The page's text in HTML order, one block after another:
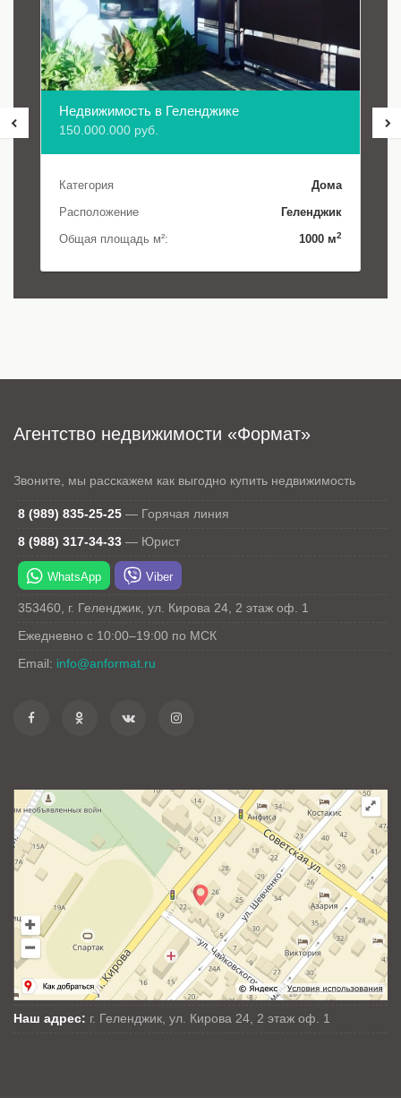
Недвижимость в Геленджике
150.000.000 руб.
Категория
Дома
Расположение
Геленджик
Общая площадь м²:
1000 м2
Агентство недвижимости «Формат»
Звоните, мы расскажем как выгодно купить недвижимость
8 (989) 835-25-25 — Горячая линия
8 (988) 317-34-33 — Юрист
WhatsApp Viber
353460, г. Геленджик, ул. Кирова 24, 2 этаж оф. 1
Ежедневно с 10:00–19:00 по МСК
Email: info@anformat.ru
Наш адрес: г. Геленджик, ул. Кирова 24, 2 этаж оф. 1